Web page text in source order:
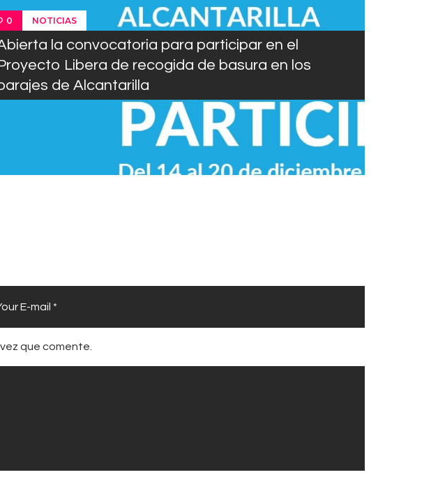
0 NOTICIAS
la convocatoria para participar en el
Libera de recogida de basura en los
de Alcantarilla
que comente.